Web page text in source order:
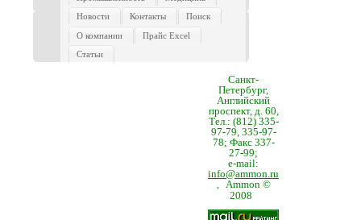
Новости
Контакты
Поиск
О компании
Прайс Excel
Статьи
Санкт-
Петербург,
Английский
проспект, д. 60,
Тел.: (812) 335-
97-79, 335-97-
78; Факс 337-
27-99;
e-mail:
info@ammon.ru
Ammon ©
2008